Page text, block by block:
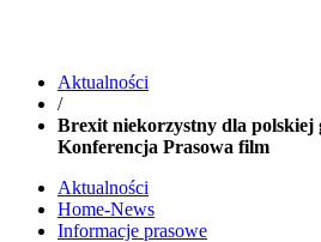
Aktualności
/
Brexit niekorzystny dla polskiej
Konferencja Prasowa film
Aktualności
Home-News
Informacje prasowe